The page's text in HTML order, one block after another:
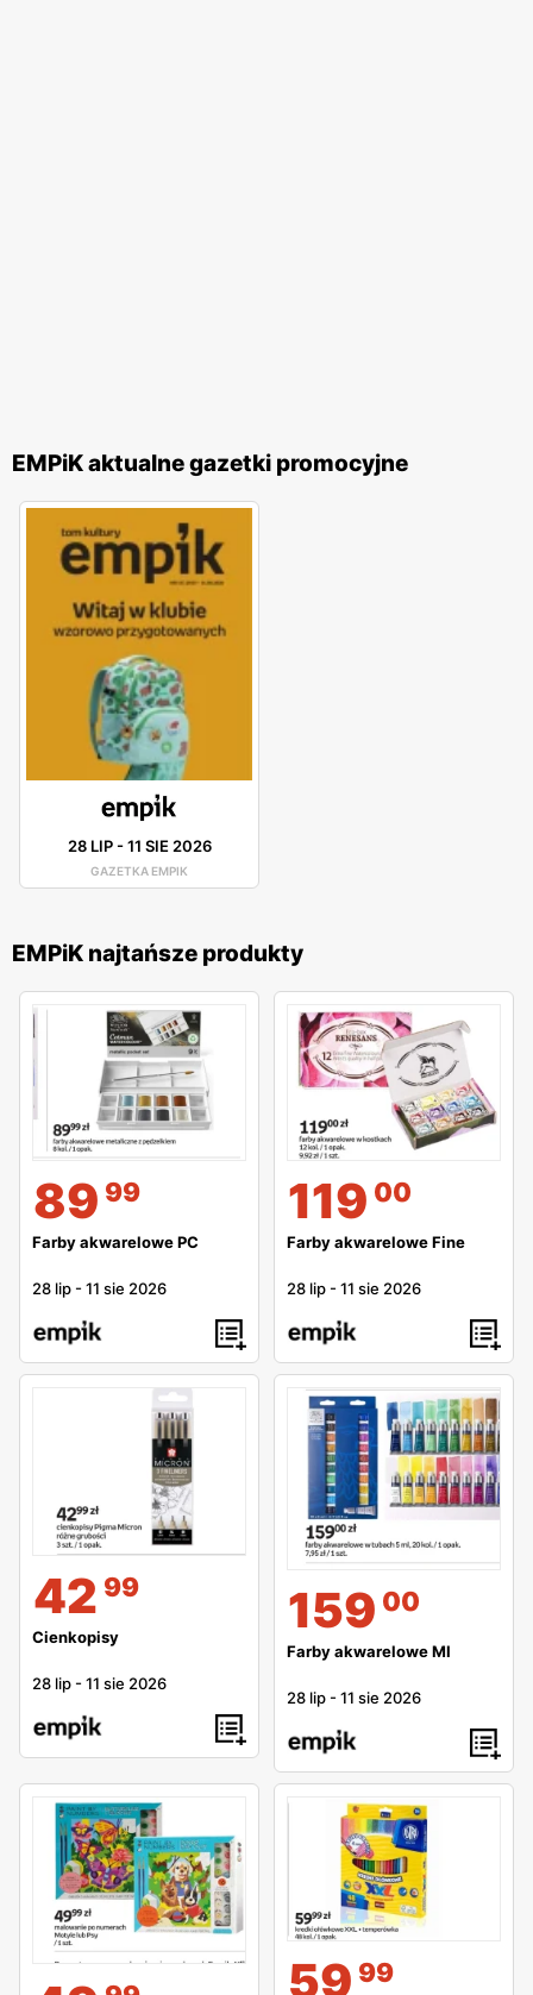
EMPiK aktualne gazetki promocyjne
28 LIP-11 SIE 2026
GAZETKA EMPIK
EMPiK najtańsze produkty
89 99
Farby akwarelowe PC
28 lip -11 sie 2026
119 00
Farby akwarelowe Fine
28 lip -11 sie 2026
42 99
Cienkopisy
28 lip -11 sie 2026
159 00
Farby akwarelowe MI
28 lip -11 sie 2026
59 99